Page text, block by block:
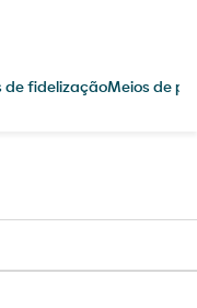
de fidelizaçãoMeios de